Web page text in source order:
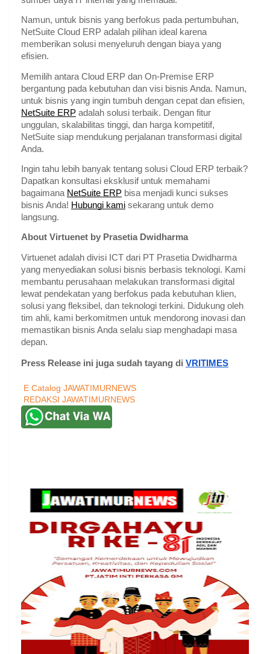
Namun, untuk bisnis yang berfokus pada pertumbuhan,
NetSuite Cloud ERP adalah pilihan ideal karena
memberikan solusi menyeluruh dengan biaya yang
efisien.
Memilih antara Cloud ERP dan On-Premise ERP
bergantung pada kebutuhan dan visi bisnis Anda. Namun,
untuk bisnis yang ingin tumbuh dengan cepat dan efisien,
NetSuite ERP adalah solusi terbaik. Dengan fitur
unggulan, skalabilitas tinggi, dan harga kompetitif,
NetSuite siap mendukung perjalanan transformasi digital
Anda.
Ingin tahu lebih banyak tentang solusi Cloud ERP terbaik?
Dapatkan konsultasi eksklusif untuk memahami
bagaimana NetSuite ERP bisa menjadi kunci sukses
bisnis Anda! Hubungi kami sekarang untuk demo
langsung.
About Virtuenet by Prasetia Dwidharma
Virtuenet adalah divisi ICT dari PT Prasetia Dwidharma
yang menyediakan solusi bisnis berbasis teknologi. Kami
membantu perusahaan melakukan transformasi digital
lewat pendekatan yang berfokus pada kebutuhan klien,
solusi yang fleksibel, dan teknologi terkini. Didukung oleh
tim ahli, kami berkomitmen untuk mendorong inovasi dan
memastikan bisnis Anda selalu siap menghadapi masa
depan.
Press Release ini juga sudah tayang di VRITIMES
E Catalog JAWATIMURNEWS
REDAKSI JAWATIMURNEWS